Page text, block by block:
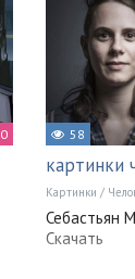
0 58
картинки
Картинки /
Себастьян
Скачать